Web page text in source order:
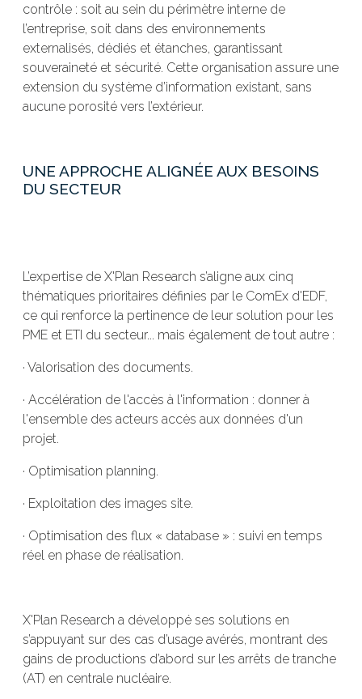
contrôle : soit au sein du périmètre interne de
l’entreprise, soit dans des environnements
externalisés, dédiés et étanches, garantissant
souveraineté et sécurité. Cette organisation assure une
extension du système d’information existant, sans
aucune porosité vers l’extérieur.
UNE APPROCHE ALIGNÉE AUX BESOINS
DU SECTEUR
L’expertise de X'Plan Research s’aligne aux cinq
thématiques prioritaires définies par le ComEx d'EDF,
ce qui renforce la pertinence de leur solution pour les
PME et ETI du secteur... mais également de tout autre :
· Valorisation des documents.
· Accélération de l'accès à l'information : donner à
l'ensemble des acteurs accès aux données d'un
projet.
· Optimisation planning.
· Exploitation des images site.
· Optimisation des flux « database » : suivi en temps
réel en phase de réalisation.
X'Plan Research a développé ses solutions en
s’appuyant sur des cas d’usage avérés, montrant des
gains de productions d’abord sur les arrêts de tranche
(AT) en centrale nucléaire.